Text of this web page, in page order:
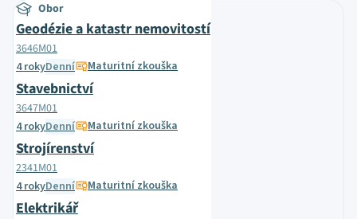
Obor
Geodézie a katastr nemovitostí
3646M01
4 rokyDenní Maturitní zkouška
Stavebnictví
3647M01
4 rokyDenní Maturitní zkouška
Strojírenství
2341M01
4 rokyDenní Maturitní zkouška
Elektrikář